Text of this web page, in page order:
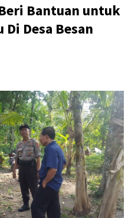
Bantuan untuk
Desa Besan